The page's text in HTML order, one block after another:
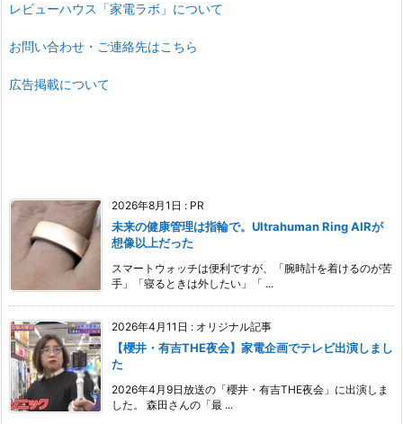
レビューハウス「家電ラボ」について
お問い合わせ・ご連絡先はこちら
広告掲載について
2026年8月1日 : PR
未来の健康管理は指輪で。Ultrahuman Ring AIRが
想像以上だった
スマートウォッチは便利ですが、「腕時計を着けるのが苦
手」「寝るときは外したい」「 ...
2026年4月11日 : オリジナル記事
【櫻井・有吉THE夜会】家電企画でテレビ出演しまし
た
2026年4月9日放送の「櫻井・有吉THE夜会」に出演しま
した。 森田さんの「最 ...